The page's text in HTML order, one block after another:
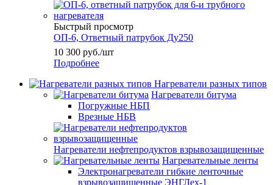
Быстрый просмотр
ОП-6, Ответный патрубок Ду250
10 300 руб./шт
Подробнее
Нагреватели разных типов
Нагреватели битума
Погружные НБП
Врезные НБВ
Нагреватели нефтепродуктов взрывозащищенные
Нагревательные ленты
Электронагреватели гибкие ленточные
взрывозащищенные ЭНГЛех-1